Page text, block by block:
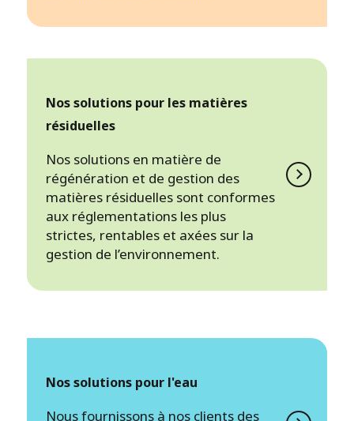
Nos solutions pour les matières
résiduelles
Nos solutions en matière de
régénération et de gestion des
matières résiduelles sont conformes
aux réglementations les plus
strictes, rentables et axées sur la
gestion de l’environnement.
Nos solutions pour l'eau
Nous fournissons à nos clients des